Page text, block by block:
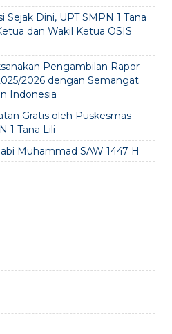
Dini, UPT SMPN 1 Tana
dan Wakil Ketua OSIS
Pengambilan Rapor
2026 dengan Semangat
Indonesia
Gratis oleh Puskesmas
1 Tana Lili
Muhammad SAW 1447 H